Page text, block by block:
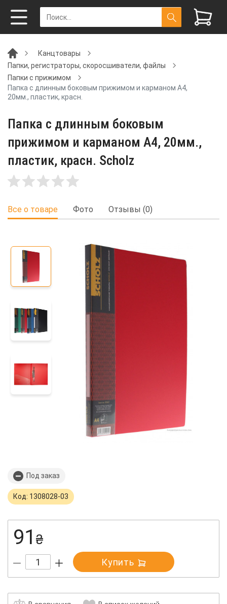
Канцтовары
Папки, регистраторы, скоросшиватели, файлы
Папки с прижимом
Папка с длинным боковым прижимом и карманом А4,
20мм., пластик, красн.
Папка с длинным боковым
прижимом и карманом А4, 20мм.,
пластик, красн. Scholz
Все о товаре Фото Отзывы (0)
Под заказ
Код: 1308028-03
91 ₴
Купить